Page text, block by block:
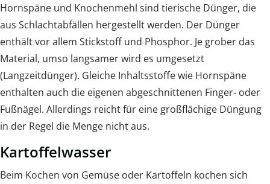
Hornspäne und Knochenmehl sind tierische Dünger, die
aus Schlachtabfällen hergestellt werden. Der Dünger
enthält vor allem Stickstoff und Phosphor. Je grober das
Material, umso langsamer wird es umgesetzt
(Langzeitdünger). Gleiche Inhaltsstoffe wie Hornspäne
enthalten auch die eigenen abgeschnittenen Finger- oder
Fußnägel. Allerdings reicht für eine großflächige Düngung
in der Regel die Menge nicht aus.
Kartoffelwasser
Beim Kochen von Gemüse oder Kartoffeln kochen sich